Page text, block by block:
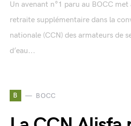
Un avenant n°1 paru au BOCC
retraite supplémentaire dans la
nationale (CCN) des armateurs de
d’eau...
B BOCC